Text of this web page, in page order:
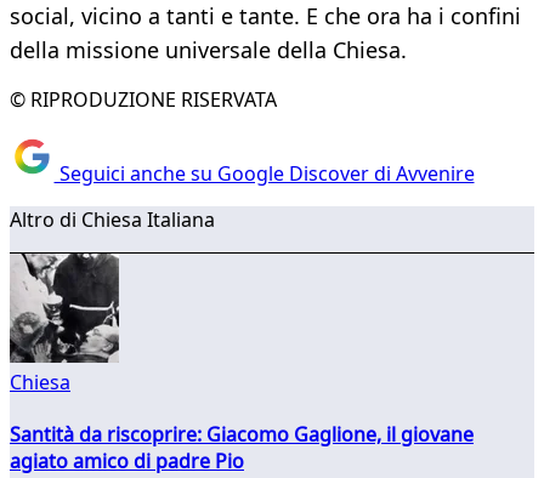
social, vicino a tanti e tante. E che ora ha i confini
della missione universale della Chiesa.
© RIPRODUZIONE RISERVATA
Seguici anche su Google Discover di Avvenire
Altro di Chiesa Italiana
Chiesa
Santità da riscoprire: Giacomo Gaglione, il giovane
agiato amico di padre Pio